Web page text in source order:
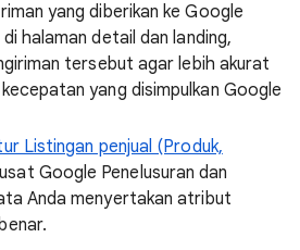
yang diberikan ke Google
halaman detail dan landing,
tersebut agar lebih akurat
yang disimpulkan Google
Listingan penjual (Produk,
Google Penelusuran dan
Anda menyertakan atribut